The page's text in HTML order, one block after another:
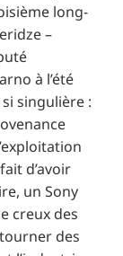
long-
–
à l’été
singulière :
d’avoir
un Sony
creux des
des